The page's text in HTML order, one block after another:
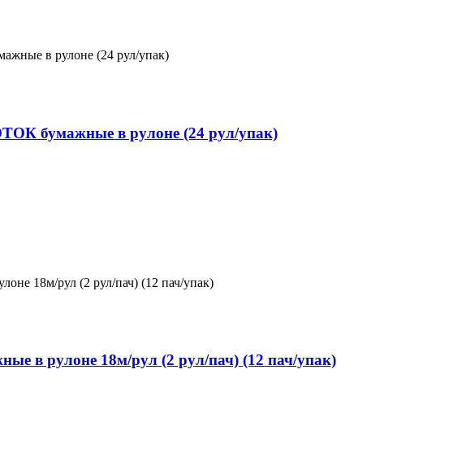
бумажные в рулоне (24 рул/упак)
в рулоне 18м/рул (2 рул/пач) (12 пач/упак)